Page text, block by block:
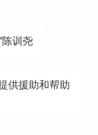
陈训尧
供援助和帮助